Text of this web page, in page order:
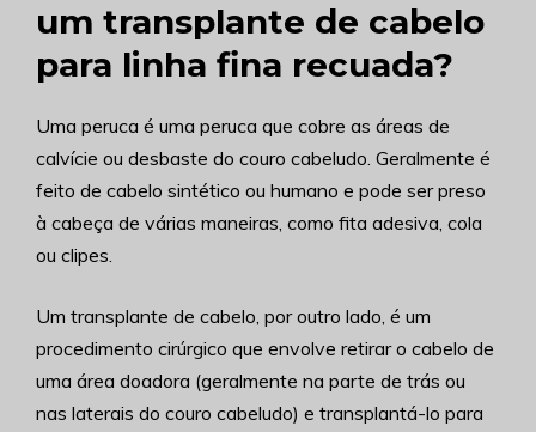
um transplante de cabelo
para linha fina recuada?
Uma peruca é uma peruca que cobre as áreas de
calvície ou desbaste do couro cabeludo. Geralmente é
feito de cabelo sintético ou humano e pode ser preso
à cabeça de várias maneiras, como fita adesiva, cola
ou clipes.
Um transplante de cabelo, por outro lado, é um
procedimento cirúrgico que envolve retirar o cabelo de
uma área doadora (geralmente na parte de trás ou
nas laterais do couro cabeludo) e transplantá-lo para